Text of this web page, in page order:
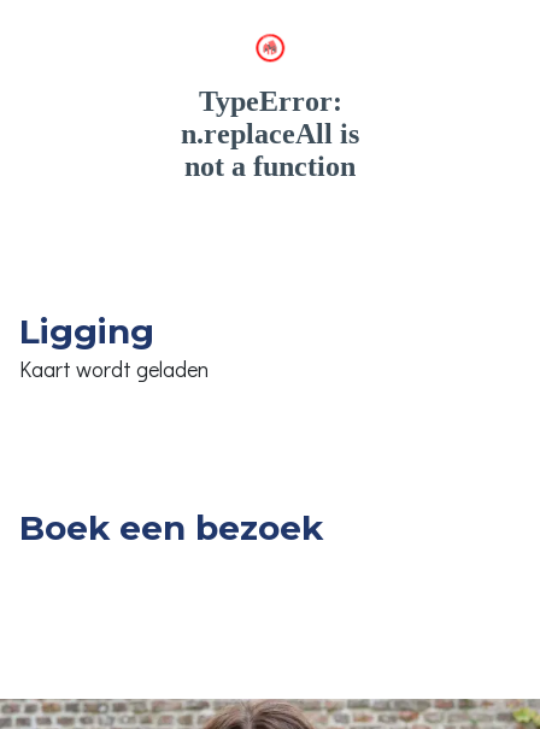
Ligging
Kaart wordt geladen
Boek een bezoek